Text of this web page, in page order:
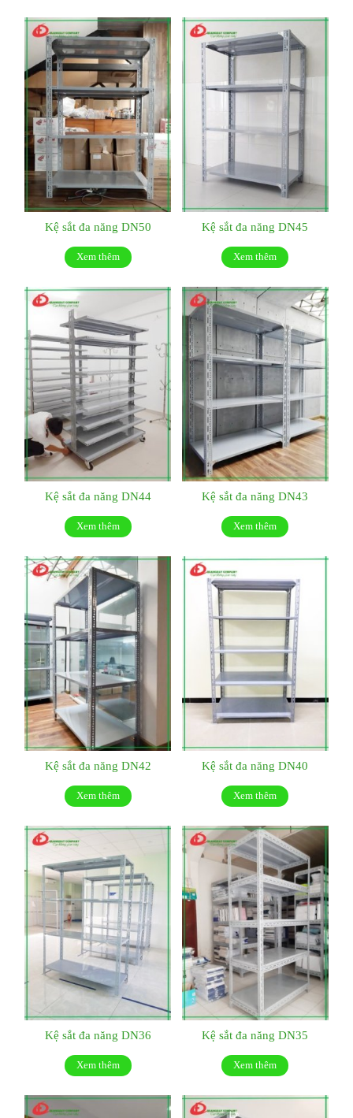
Kệ sắt đa năng DN50
Xem thêm
Kệ sắt đa năng DN45
Xem thêm
Kệ sắt đa năng DN44
Xem thêm
Kệ sắt đa năng DN43
Xem thêm
Kệ sắt đa năng DN42
Xem thêm
Kệ sắt đa năng DN40
Xem thêm
Kệ sắt đa năng DN36
Xem thêm
Kệ sắt đa năng DN35
Xem thêm